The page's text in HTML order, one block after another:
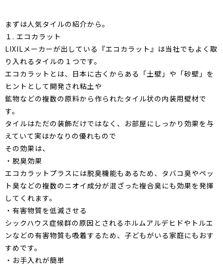
まずは人気タイルの紹介から。
１. エコカラット
LIXILメーカーが出している『エコカラット』は当社でもよく取
り入れるタイルの１つです。
エコカラットとは、日本に古くからある「土壁」や「砂壁」を
ヒントとして開発され粘土や
鉱物などの複数の原料から作られたタイル状の内装用壁材で
す。
タイルはただの装飾だけではなく、お部屋にしっかり効果を与
えていて実はかなりの優れもので
その効果は、
・脱臭効果
エコカラットプラスには脱臭機能もあるため、タバコ臭やペッ
ト臭などの複数のニオイ成分が混ざった複合臭にも効果を発揮
してくれます。
・有害物質を低減させる
シックハウス症候群の原因とされるホルムアルデヒドやトルエ
ンなどの有害物質も吸着するため、子どもがいる家庭にもおす
すめです。
・お手入れが簡単